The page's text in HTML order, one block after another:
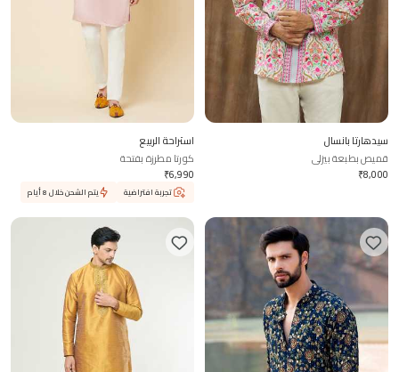
سيدهارتا بانسال
قميص بطبعة بيزلي
₹8,000
استراحة الربيع
كورتا مطرزة بفتحة
₹6,990
تجربة افتراضية يتم الشحن خلال 8 أيام